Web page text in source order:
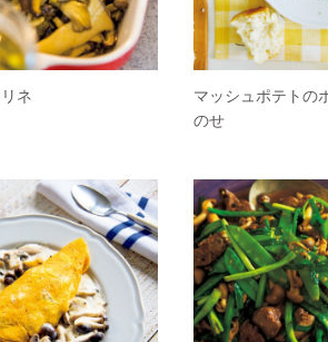
ネ
マッシュポテトの
のせ